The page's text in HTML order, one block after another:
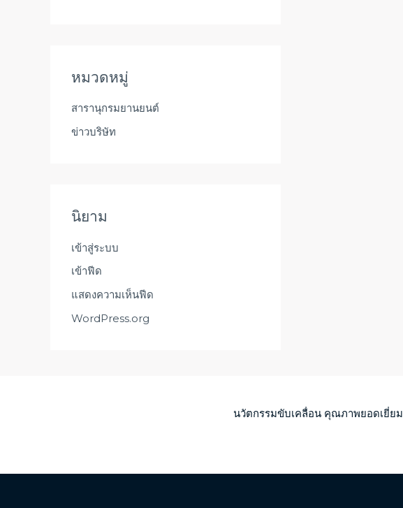
หมวดหมู่
สารานุกรมยานยนต์
ข่าวบริษัท
นิยาม
เข้าสู่ระบบ
เข้าฟีด
แสดงความเห็นฟีด
WordPress.org
นวัตกรรมขับเคลื่อน คุณภาพยอดเยี่ยม